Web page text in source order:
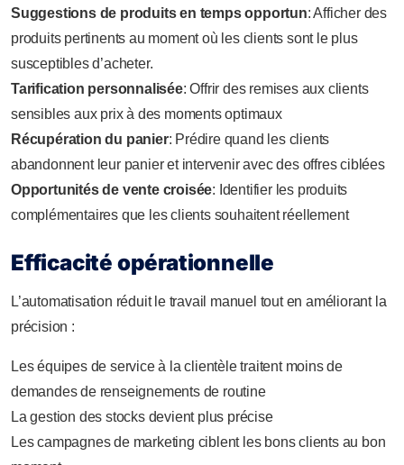
Suggestions de produits en temps opportun: Afficher des
produits pertinents au moment où les clients sont le plus
susceptibles d’acheter.
Tarification personnalisée: Offrir des remises aux clients
sensibles aux prix à des moments optimaux
Récupération du panier: Prédire quand les clients
abandonnent leur panier et intervenir avec des offres ciblées
Opportunités de vente croisée: Identifier les produits
complémentaires que les clients souhaitent réellement
Efficacité opérationnelle
L’automatisation réduit le travail manuel tout en améliorant la
précision :
Les équipes de service à la clientèle traitent moins de
demandes de renseignements de routine
La gestion des stocks devient plus précise
Les campagnes de marketing ciblent les bons clients au bon